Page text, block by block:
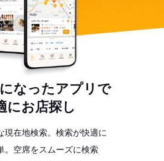
なったアプリで
にお店探し
現在地検索。検索が快適に
。空席をスムーズに検索